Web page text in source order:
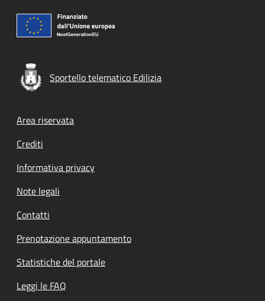
Sportello telematico Edilizia
Footer menu
Area riservata
Crediti
Informativa privacy
Note legali
Contatti
Prenotazione appuntamento
Statistiche del portale
Leggi le FAQ